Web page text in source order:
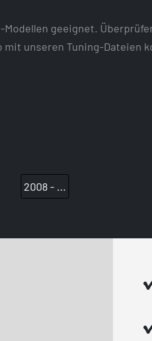
geeignet.
unseren Tuning-Dateien
2008 - ...